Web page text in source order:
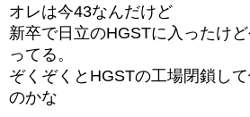
オレは今43なんだけど
新卒で日立のHGSTに入ったけ
ってる。
ぞくぞくとHGSTの工場閉鎖し
のかな